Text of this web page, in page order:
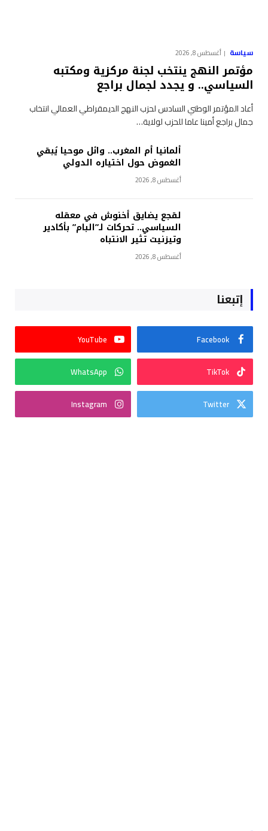
سياسة أغسطس 8, 2026
مؤتمر النهج ينتخب لجنة مركزية ومكتبه
السياسي.. و يجدد لجمال براجع
أعاد المؤتمر الوطني السادس لحزب النهج الديمقراطي العمالي انتخاب
جمال براجع أمينا عاما للحزب لولاية…
ألمانيا أم المغرب.. وائل موحيا يُبقي
الغموض حول اختياره الدولي
أغسطس 8, 2026
لقجع يضايق أخنوش في معقله
السياسي.. تحركات لـ”البام” بأكادير
وتيزنيت تثير الانتباه
أغسطس 8, 2026
إتبعنا
Facebook
YouTube
TikTok
WhatsApp
Twitter
Instagram